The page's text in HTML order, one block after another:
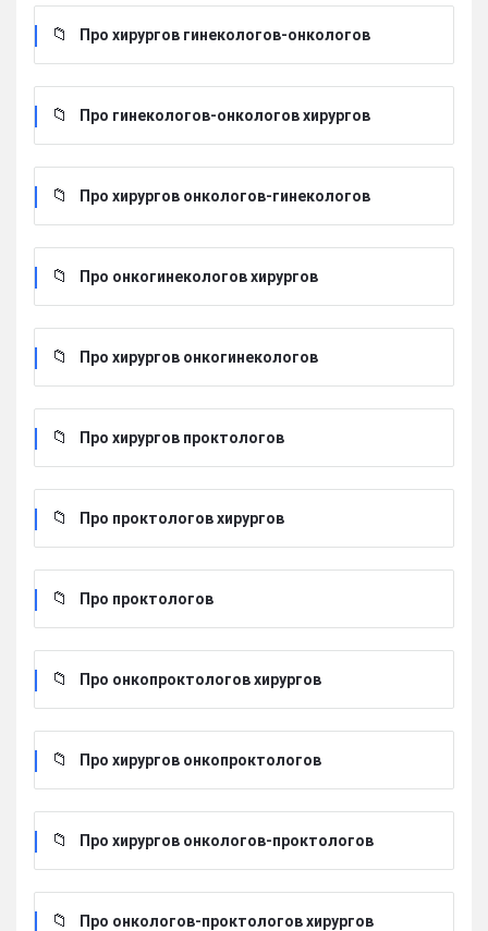
Про хирургов гинекологов-онкологов
Про гинекологов-онкологов хирургов
Про хирургов онкологов-гинекологов
Про онкогинекологов хирургов
Про хирургов онкогинекологов
Про хирургов проктологов
Про проктологов хирургов
Про проктологов
Про онкопроктологов хирургов
Про хирургов онкопроктологов
Про хирургов онкологов-проктологов
Про онкологов-проктологов хирургов